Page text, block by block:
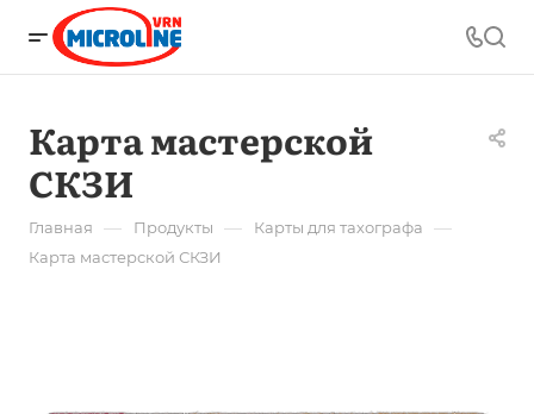
Карта мастерской
СКЗИ
Главная — Продукты — Карты для тахографа —
Карта мастерской СКЗИ